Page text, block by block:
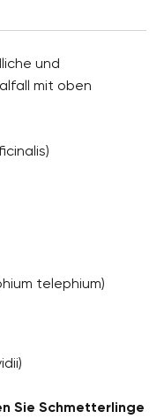
und
mit oben
telephium)
Sie Schmetterlinge